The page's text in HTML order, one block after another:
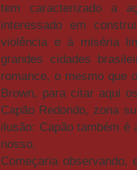
tem caracterizado a
interessado em
violência e à miséria
grandes cidades
romance, o mesmo que
Brown, para citar aqui
Capão Redondo, zona
ilusão: Capão também
nosso.
Começaria observando,